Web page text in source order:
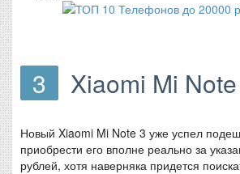
3 Xiaomi Mi
Новый Xiaomi Mi Note 3 уже успел
приобрести его вполне реально за
рублей, хотя наверняка придется